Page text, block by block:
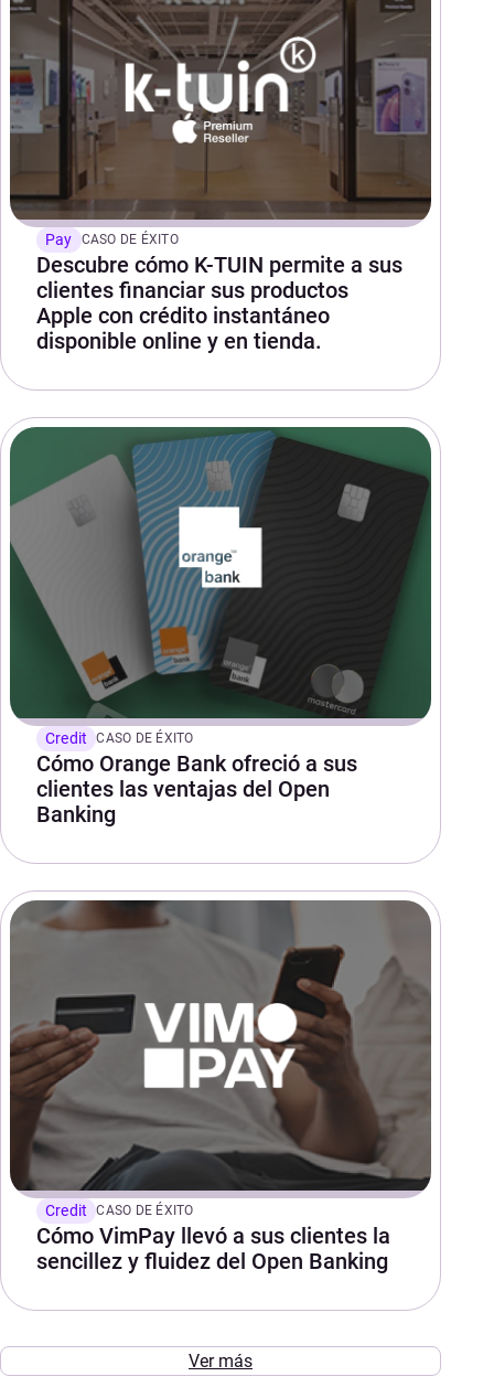
Pay CASO DE ÉXITO
Descubre cómo K-TUIN permite a sus
clientes financiar sus productos
Apple con crédito instantáneo
disponible online y en tienda.
Credit CASO DE ÉXITO
Cómo Orange Bank ofreció a sus
clientes las ventajas del Open
Banking
Credit CASO DE ÉXITO
Cómo VimPay llevó a sus clientes la
sencillez y fluidez del Open Banking
Ver más